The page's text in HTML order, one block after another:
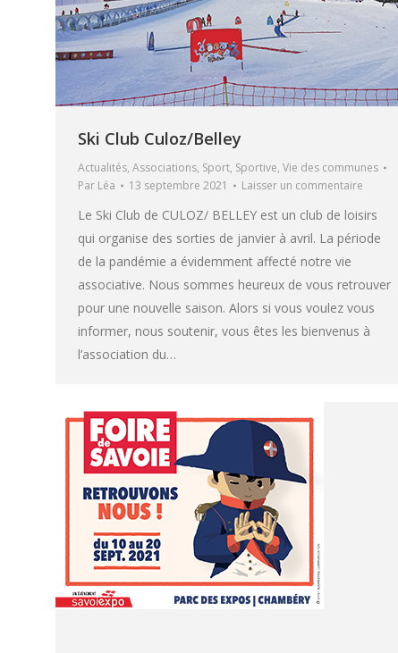
Ski Club Culoz/Belley
Actualités, Associations, Sport, Sportive, Vie des communes
Par Léa 13 septembre 2021 Laisser un commentaire
Le Ski Club de CULOZ/ BELLEY est un club de loisirs
qui organise des sorties de janvier à avril. La période
de la pandémie a évidemment affecté notre vie
associative. Nous sommes heureux de vous retrouver
pour une nouvelle saison. Alors si vous voulez vous
informer, nous soutenir, vous êtes les bienvenus à
l’association du…